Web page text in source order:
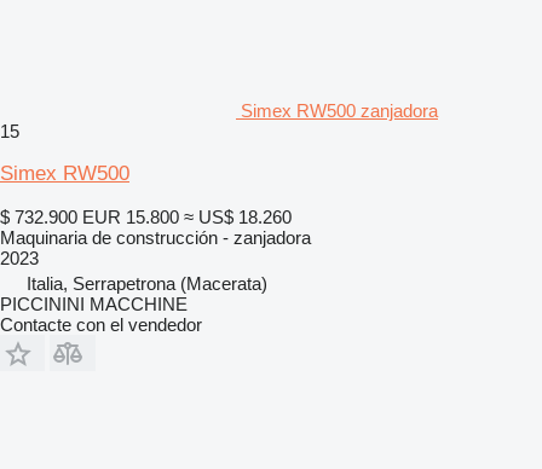
Simex RW500 zanjadora
15
Simex RW500
$ 732.900 EUR 15.800 ≈ US$ 18.260
Maquinaria de construcción - zanjadora
2023
Italia, Serrapetrona (Macerata)
PICCININI MACCHINE
Contacte con el vendedor